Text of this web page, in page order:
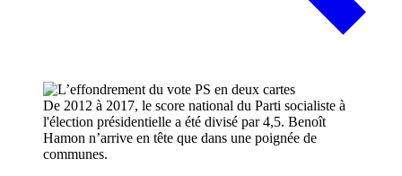
De 2012 à 2017, le score national du Parti socialiste à
l'élection présidentielle a été divisé par 4,5. Benoît
Hamon n’arrive en tête que dans une poignée de
communes.